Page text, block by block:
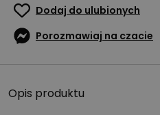
Dodaj do ulubionych
Porozmawiaj na czacie
Opis produktu